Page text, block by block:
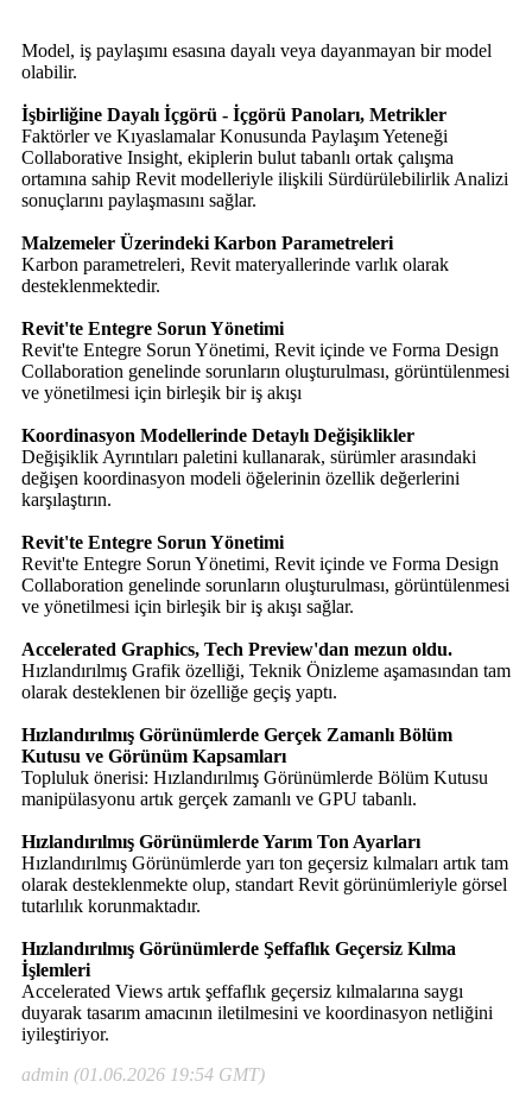
Model, iş paylaşımı esasına dayalı veya dayanmayan bir model
olabilir.
İşbirliğine Dayalı İçgörü - İçgörü Panoları, Metrikler
Faktörler ve Kıyaslamalar Konusunda Paylaşım Yeteneği
Collaborative Insight, ekiplerin bulut tabanlı ortak çalışma
ortamına sahip Revit modelleriyle ilişkili Sürdürülebilirlik Analizi
sonuçlarını paylaşmasını sağlar.
Malzemeler Üzerindeki Karbon Parametreleri
Karbon parametreleri, Revit materyallerinde varlık olarak
desteklenmektedir.
Revit'te Entegre Sorun Yönetimi
Revit'te Entegre Sorun Yönetimi, Revit içinde ve Forma Design
Collaboration genelinde sorunların oluşturulması, görüntülenmesi
ve yönetilmesi için birleşik bir iş akışı
Koordinasyon Modellerinde Detaylı Değişiklikler
Değişiklik Ayrıntıları paletini kullanarak, sürümler arasındaki
değişen koordinasyon modeli öğelerinin özellik değerlerini
karşılaştırın.
Revit'te Entegre Sorun Yönetimi
Revit'te Entegre Sorun Yönetimi, Revit içinde ve Forma Design
Collaboration genelinde sorunların oluşturulması, görüntülenmesi
ve yönetilmesi için birleşik bir iş akışı sağlar.
Accelerated Graphics, Tech Preview'dan mezun oldu.
Hızlandırılmış Grafik özelliği, Teknik Önizleme aşamasından tam
olarak desteklenen bir özelliğe geçiş yaptı.
Hızlandırılmış Görünümlerde Gerçek Zamanlı Bölüm
Kutusu ve Görünüm Kapsamları
Topluluk önerisi: Hızlandırılmış Görünümlerde Bölüm Kutusu
manipülasyonu artık gerçek zamanlı ve GPU tabanlı.
Hızlandırılmış Görünümlerde Yarım Ton Ayarları
Hızlandırılmış Görünümlerde yarı ton geçersiz kılmaları artık tam
olarak desteklenmekte olup, standart Revit görünümleriyle görsel
tutarlılık korunmaktadır.
Hızlandırılmış Görünümlerde Şeffaflık Geçersiz Kılma
İşlemleri
Accelerated Views artık şeffaflık geçersiz kılmalarına saygı
duyarak tasarım amacının iletilmesini ve koordinasyon netliğini
iyileştiriyor.
admin (01.06.2026 19:54 GMT)